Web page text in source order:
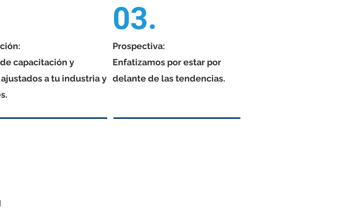
capacitación y
a tu industria y
03.
Prospectiva:
Enfatizamos por estar por
delante de las tendencias.